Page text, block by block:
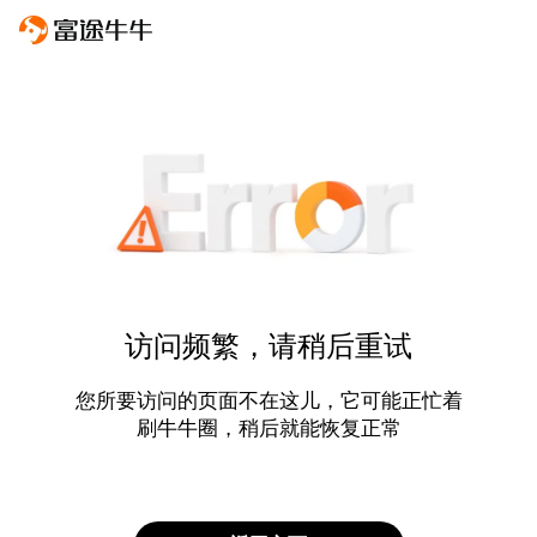
访问频繁，请稍后重试
您所要访问的页面不在这儿，它可能正忙着
刷牛牛圈，稍后就能恢复正常